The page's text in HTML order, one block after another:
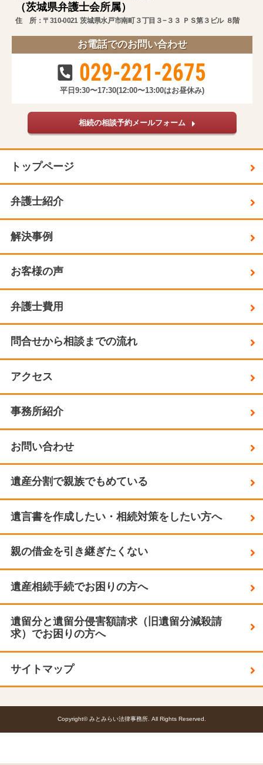
（茨城県弁護士会所属）
住 所：〒310-0021 茨城県水戸市南町３丁目３−３３ ＰＳ第３ビル ８階
お電話でのお問い合わせ
029-221-2675
平日9:30〜17:30(12:00〜13:00はお昼休み)
相続の相談予約メールフォーム
トップページ
弁護士紹介
解決事例
お客様の声
弁護士費用
問合せから相談までの流れ
アクセス
事務所紹介
お問い合わせ
遺産分割で親族でもめている
遺言書を作成したい・相続対策をしたい方へ
親の借金を引き継ぎたくない
遺産相続手続でお困りの方へ
遺留分と遺留分侵害額請求（旧遺留分減殺請
求）でお困りの方へ
サイトマップ
Copyright© みとみらい法律事務所. All Rights Reserved.